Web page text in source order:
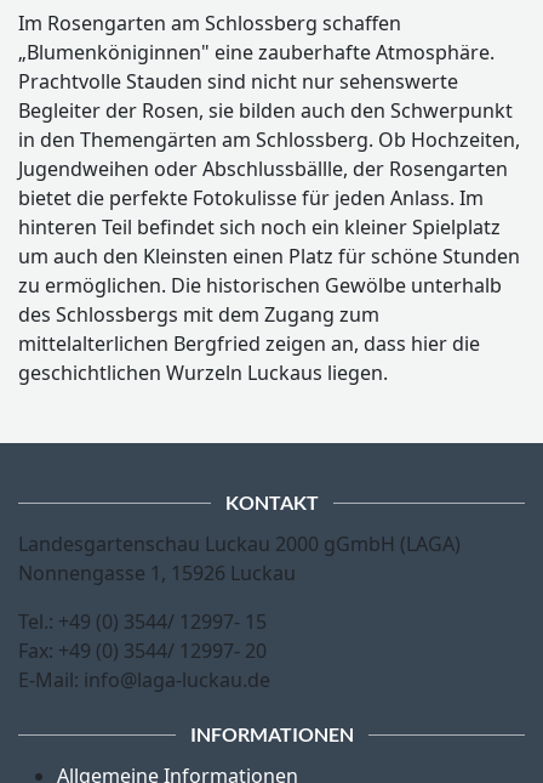
Im Rosengarten am Schlossberg schaffen
„Blumenköniginnen" eine zauberhafte Atmosphäre.
Prachtvolle Stauden sind nicht nur sehenswerte
Begleiter der Rosen, sie bilden auch den Schwerpunkt
in den Themengärten am Schlossberg. Ob Hochzeiten,
Jugendweihen oder Abschlussbällle, der Rosengarten
bietet die perfekte Fotokulisse für jeden Anlass. Im
hinteren Teil befindet sich noch ein kleiner Spielplatz
um auch den Kleinsten einen Platz für schöne Stunden
zu ermöglichen. Die historischen Gewölbe unterhalb
des Schlossbergs mit dem Zugang zum
mittelalterlichen Bergfried zeigen an, dass hier die
geschichtlichen Wurzeln Luckaus liegen.
KONTAKT
Landesgartenschau Luckau 2000 gGmbH (LAGA)
Nonnengasse 1, 15926 Luckau
Tel.: +49 (0) 3544/ 12997- 15
Fax: +49 (0) 3544/ 12997- 20
E-Mail: info@laga-luckau.de
INFORMATIONEN
Allgemeine Informationen